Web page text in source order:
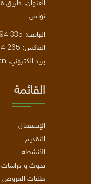
تونس
الهاتف: 335
الفاكس: 265
بريد الكتروني:
القائمة
الإستقبال
التقديم
الأنشطة
بحوث و دراسات
طلبات العروض